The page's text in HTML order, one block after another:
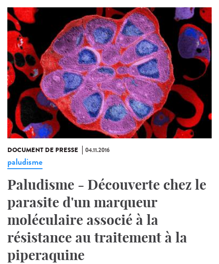
DOCUMENT DE PRESSE 04.11.2016
paludisme
Paludisme - Découverte chez le
parasite d'un marqueur
moléculaire associé à la
résistance au traitement à la
piperaquine